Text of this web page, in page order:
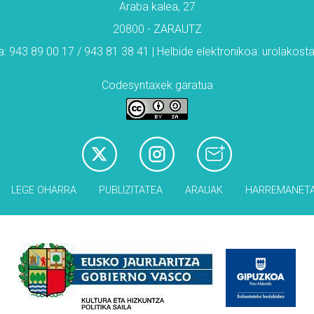
Araba kalea, 27
20800 - ZARAUTZ
943 89 00 17 / 943 81 38 41 | Helbide elektronikoa:
Codesyntaxek garatua
LEGE OHARRA PUBLIZITATEA ARAUAK